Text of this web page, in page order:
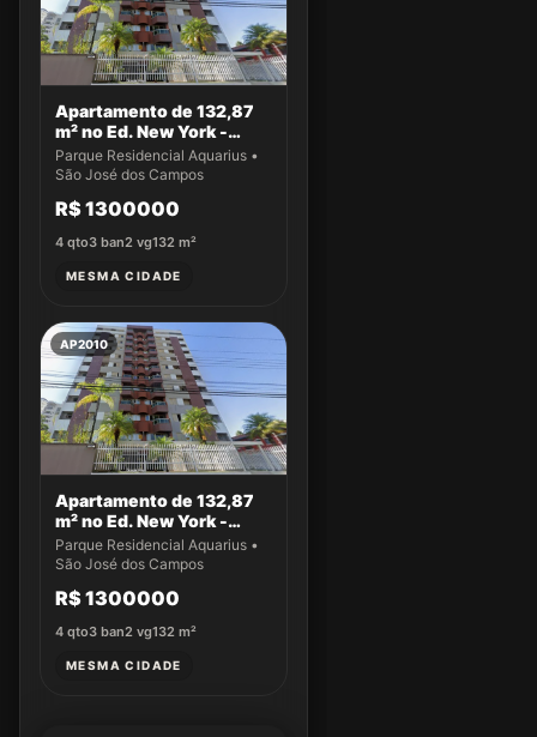
Apartamento de 132,87
m² no Ed. New York -
Apto 43
Parque Residencial Aquarius •
São José dos Campos
R$ 1300000
4 qto3 ban2 vg132 m²
MESMA CIDADE
AP2010
Apartamento de 132,87
m² no Ed. New York -
Apto 22
Parque Residencial Aquarius •
São José dos Campos
R$ 1300000
4 qto3 ban2 vg132 m²
MESMA CIDADE